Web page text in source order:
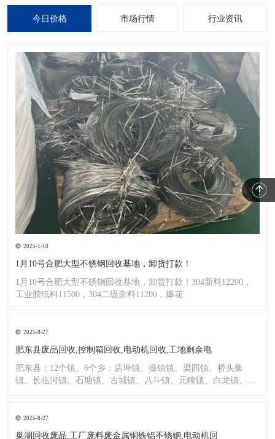
今日价格 市场行情 行业资讯
2025-1-10
1月10号合肥大型不锈钢回收基地，卸货打款！
1月10号合肥大型不锈钢回收基地，卸货打款！304新料12200，
工业胶纸料11500，304二级杂料11200，爆花
2025-8-27
肥东县废品回收,控制箱回收,电动机回收,工地剩余电
肥东县：12个镇、6个乡：店埠镇、撮镇镇、梁园镇、桥头集
镇、长临河镇、石塘镇、古城镇、八斗镇、元疃镇、白龙镇、包
2025-8-27
巢湖回收废品,工厂废料废金属铜铁铝不锈钢,电动机回